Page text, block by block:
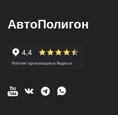
АвтоПолигон